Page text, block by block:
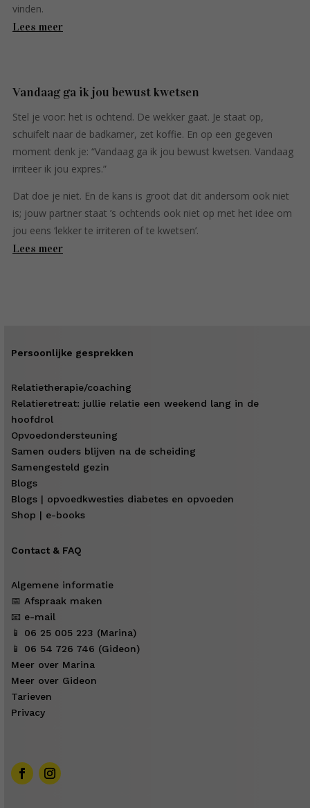
vinden.
Lees meer
Vandaag ga ik jou bewust kwetsen
Stel je voor: het is ochtend. De wekker gaat. Je staat op,
schuifelt naar de badkamer, zet koffie. En op een gegeven
moment denk je: “Vandaag ga ik jou bewust kwetsen. Vandaag
irriteer ik jou expres.”
Dat doe je niet. En de kans is groot dat dit andersom ook niet
is; jouw partner staat ’s ochtends ook niet op met het idee om
jou eens ‘lekker te irriteren of te kwetsen’.
Lees meer
Persoonlijke gesprekken
Relatietherapie/coaching
Relatieretreat: jullie relatie een weekend lang in de
hoofdrol
Opvoedondersteuning
Samen ouders blijven na de scheiding
Samengesteld gezin
Blogs
Blogs | opvoedkwesties diabetes en opvoeden
Shop | e-books
Contact & FAQ
Algemene informatie
📅 Afspraak maken
📧 e-mail
📱 06 25 005 223 (Marina)
📱 06 54 726 746 (Gideon)
Meer over Marina
Meer over Gideon
Tarieven
Privacy